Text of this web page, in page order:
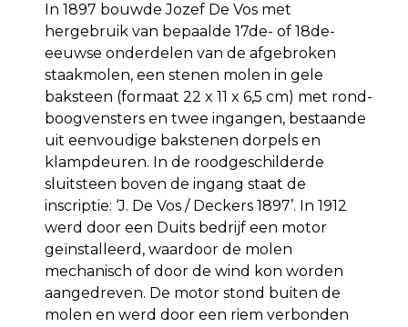
In 1897 bouwde Jozef De Vos met
hergebruik van bepaalde 17de- of 18de-
eeuwse onderdelen van de afgebroken
staakmolen, een stenen molen in gele
baksteen (formaat 22 x 11 x 6,5 cm) met rond­
boogvensters en twee ingangen, bestaande
uit eenvoudige bakstenen dorpels en
klampdeuren. In de roodgeschilderde
sluitsteen boven de ingang staat de
inscriptie: ‘J. De Vos / Deckers 1897’. In 1912
werd door een Duits bedrijf een motor
geïnstalleerd, waardoor de molen
mechanisch of door de wind kon worden
aangedreven. De motor stond buiten de
molen en werd door een riem verbonden